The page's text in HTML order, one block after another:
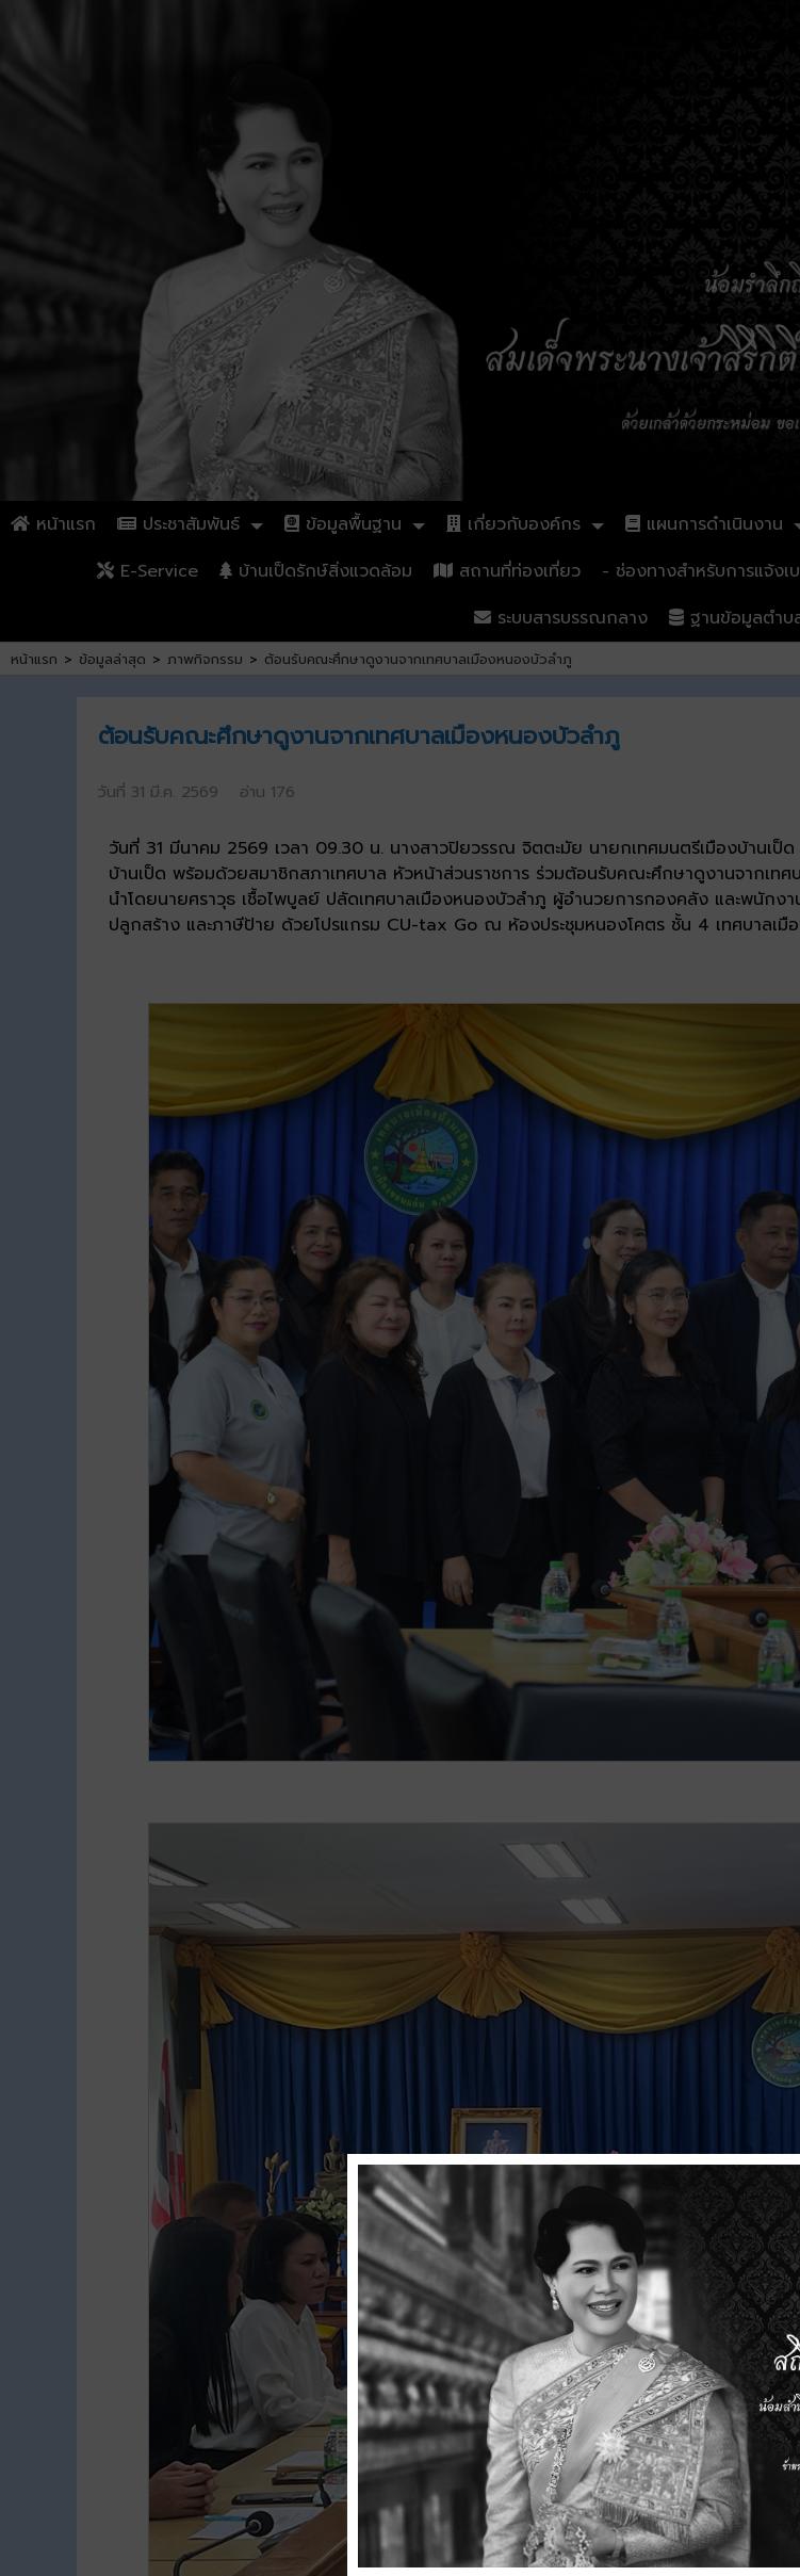
หน้าแรก ประชาสัมพันธ์ ข้อมูลพื้นฐาน เกี่ยวกับองค์กร แผนการดำเนินงาน
E-Service
บ้านเป็ดรักษ์สิ่งแวดล้อม สถานที่ท่องเที่ยว
- ช่องทางสำหรับการแจ้ง
ระบบสารบรรณกลาง
ฐานข้อมูลตำบ
หน้าแรก > ข้อมูลล่าสุด > ภาพกิจกรรม > ต้อนรับคณะศึกษาดูงานจากเทศบาลเมืองหนองบัวลำภู
ต้อนรับคณะศึกษาดูงานจากเทศบาลเมืองหนองบัวลำภู
วันที่ 31 มี.ค. 2569 อ่าน 176
วันที่ 31 มีนาคม 2569 เวลา 09.30 น. นางสาวปิยวรรณ จิตตะมัย นายกเทศมนตรีเมืองบ้านเป็
บ้านเป็ด พร้อมด้วยสมาชิกสภาเทศบาล หัวหน้าส่วนราชการ ร่วมต้อนรับคณะศึกษาดูงานจากเ
นำโดยนายศราวุธ เชื้อไพบูลย์ ปลัดเทศบาลเมืองหนองบัวลำภู ผู้อำนวยการกองคลัง และพนักง
ปลูกสร้าง และภาษีป้าย ด้วยโปรแกรม CU-tax Go ณ ห้องประชุมหนองโคตร ชั้น 4 เทศบาลเมื